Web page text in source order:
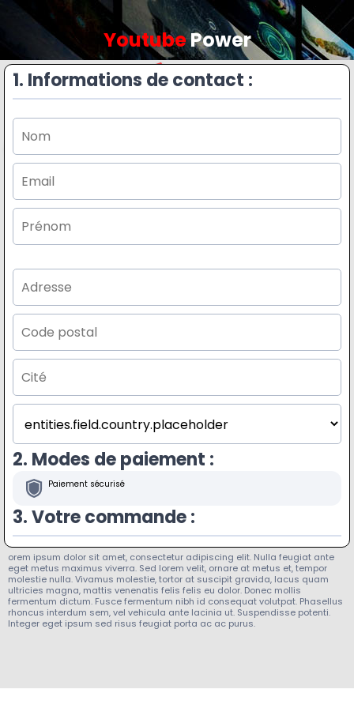
YoutubePower
1. Informations de contact :
2. Modes de paiement :
Paiement sécurisé
3. Votre commande :
orem ipsum dolor sit amet, consectetur adipiscing elit. Nulla feugiat ante
eget metus maximus viverra. Sed lorem velit, ornare at metus et, tempor
molestie nulla. Vivamus molestie, tortor at suscipit gravida, lacus quam
ultricies magna, mattis venenatis felis felis eu dolor. Donec mollis
fermentum dictum. Fusce fermentum nibh id consequat volutpat. Phasellus
rhoncus interdum sem, vel vehicula ante lacinia ut. Suspendisse potenti.
Integer eget ipsum sed risus feugiat porta ac ac purus.